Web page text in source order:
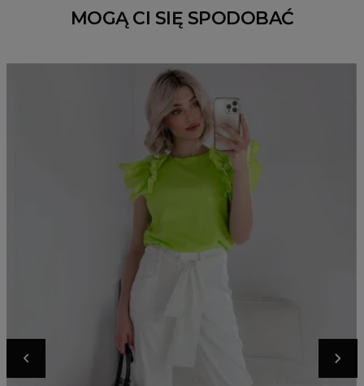
MOGĄ CI SIĘ SPODOBAĆ